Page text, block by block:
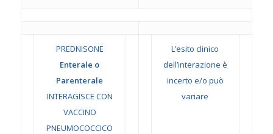
PREDNISONE
Enterale o
Parenterale
INTERAGISCE CON
VACCINO
PNEUMOCOCCICO
L’esito clinico
dell’interazione è
incerto e/o può
variare